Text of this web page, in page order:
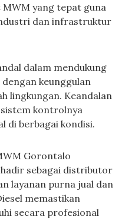
yang tepat guna
dan infrastruktur
dalam mendukung
keunggulan
lingkungan. Keandalan
kontrolnya
di berbagai kondisi.
Gorontalo
sebagai distributor
layanan purna jual dan
memastikan
secara profesional